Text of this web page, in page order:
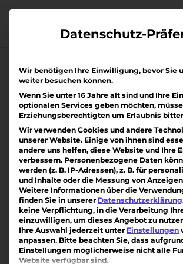
RESERVIERT * Familienzauber
traumhaftem Ausblick
Datenschutz-
Wir benötigen Ihre Einwilligung, bevor Sie
weiter besuchen können.
Wenn Sie unter 16 Jahre alt sind und Ihre
optionalen Services geben möchten,
Erziehungsberechtigten um Erlaubnis
Wir verwenden Cookies und andere
unserer Website. Einige von ihnen sind
andere uns helfen, diese Website und Ihre
verbessern. Personenbezogene Daten
werden (z. B. IP-Adressen), z. B. für
und Inhalte oder die Messung von
Weitere Informationen über die
finden Sie in unserer Datenschutzerklärung
keine Verpflichtung, in die Verarbeitung
einzuwilligen, um dieses Angebot zu
Ihre Auswahl jederzeit unter Einstellungen
anpassen. Bitte beachten Sie, dass
Einstellungen möglicherweise nicht alle
Website verfügbar sind.